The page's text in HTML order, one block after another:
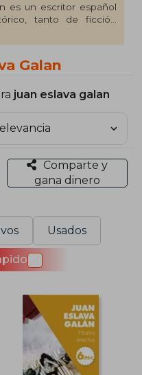
es un escritor español
tanto de ficción
Saltó a la popularidad
del Premio Planeta en
Wilcox.
Galan
juan eslava galan
Comparte y
gana dinero
Usados